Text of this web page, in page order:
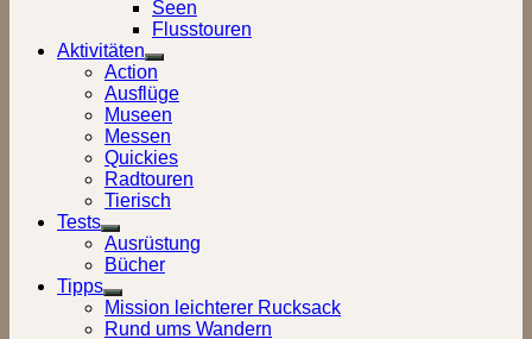
sub
menu
Seen
Flusstouren
Aktivitäten
Show
sub
menu
Action
Ausflüge
Museen
Messen
Quickies
Radtouren
Tierisch
Tests
Show
sub
menu
Ausrüstung
Bücher
Tipps
Show
sub
Mission leichterer Rucksack
Rund ums Wandern